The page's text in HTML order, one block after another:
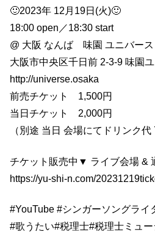
🙂2023年 12月19日(火)🙂
18:00 open／18:30 start
@ 大阪 なんば 味園 ユニバース
大阪市中央区千日前 2-3-9 味園
http://universe.osaka
前売チケット 1,500円
当日チケット 2,000円
（別途 当日 会場にてドリンク代
チケット販売中▼ ライブ会場 &
https://yu-shi-n.com/
#YouTube #シンガーソングライ
#歌うたい#税理士#税理士ミュ